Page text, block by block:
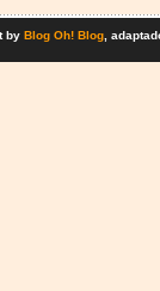
by Blog Oh! Blog,